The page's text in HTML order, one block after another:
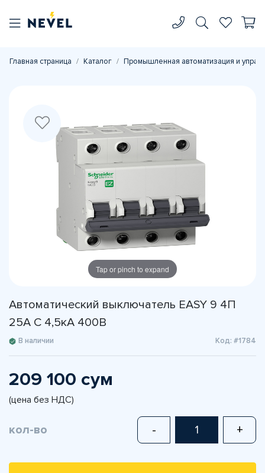
Главная страница Каталог Промышленная автоматизация и
Tap or pinch to expand
Автоматический выключатель EASY 9 4П
25А С 4,5кА 400В
В наличии Код: #1784
209 100 сум
(цена без НДС)
кол-во - +